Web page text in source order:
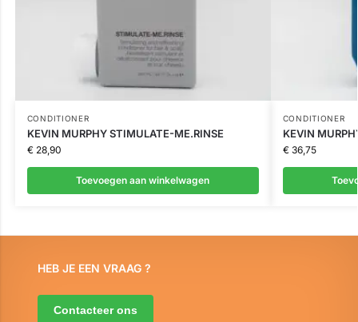
CONDITIONER
KEVIN MURPHY STIMULATE-ME.RINSE
€28,90
Toevoegen aan winkelwagen
CONDITIONER
KEVIN
€36,75
HEB JE EEN VRAAG ?
Contacteer ons